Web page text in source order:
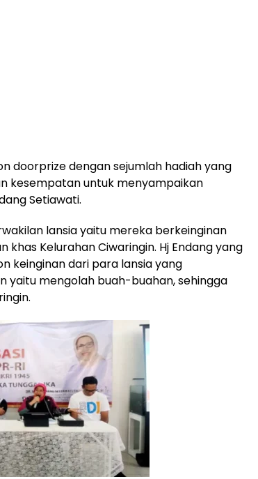
doorprize dengan sejumlah hadiah yang
kesempatan untuk menyampaikan
Setiawati.
lansia yaitu mereka berkeinginan
Kelurahan Ciwaringin. Hj Endang yang
keinginan dari para lansia yang
yaitu mengolah buah-buahan, sehingga